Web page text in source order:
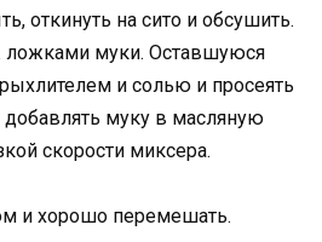
откинуть на сито и обсушить.
ложками муки. Оставшуюся
и солью и просеять
добавлять муку в масляную
скорости миксера.
и хорошо перемешать.